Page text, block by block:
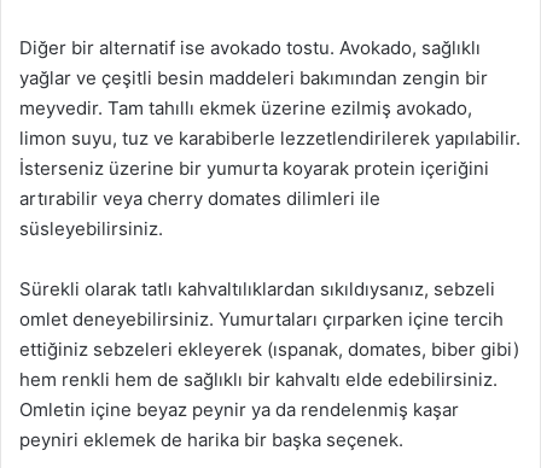
Diğer bir alternatif ise avokado tostu. Avokado, sağlıklı
yağlar ve çeşitli besin maddeleri bakımından zengin bir
meyvedir. Tam tahıllı ekmek üzerine ezilmiş avokado,
limon suyu, tuz ve karabiberle lezzetlendirilerek yapılabilir.
İsterseniz üzerine bir yumurta koyarak protein içeriğini
artırabilir veya cherry domates dilimleri ile
süsleyebilirsiniz.
Sürekli olarak tatlı kahvaltılıklardan sıkıldıysanız, sebzeli
omlet deneyebilirsiniz. Yumurtaları çırparken içine tercih
ettiğiniz sebzeleri ekleyerek (ıspanak, domates, biber gibi)
hem renkli hem de sağlıklı bir kahvaltı elde edebilirsiniz.
Omletin içine beyaz peynir ya da rendelenmiş kaşar
peyniri eklemek de harika bir başka seçenek.